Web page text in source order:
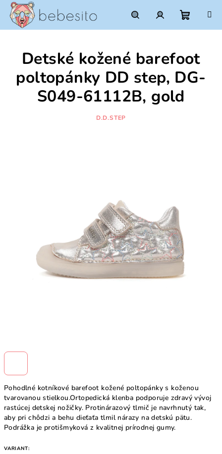
Prejsť
obsah
HľadaťPrihlásenie
košík
Pohodlné kotníkové barefoot kožené poltopánky s koženou
tvarovanou stielkou.Ortopedická klenba podporuje zdravý vývoj
rastúcej detskej nožičky. Protinárazový tlmič je navrhnutý tak,
aby pri chôdzi a behu dieťaťa tlmil nárazy na detskú pätu.
Podrážka je protišmyková z kvalitnej prírodnej gumy.
VARIANT:
Detské kožené barefoot
poltopánky DD step, DG-
S049-61112B, gold
D.D.STEP